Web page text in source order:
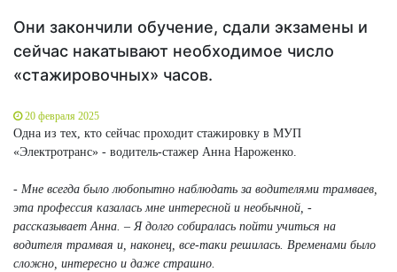
Они закончили обучение, сдали экзамены и
сейчас накатывают необходимое число
«стажировочных» часов.
20 февраля 2025
Одна из тех, кто сейчас проходит стажировку в МУП
«Электротранс» - водитель-стажер Анна Нароженко.
- Мне всегда было любопытно наблюдать за водителями трамваев,
эта профессия казалась мне интересной и необычной, -
рассказывает Анна. – Я долго собиралась пойти учиться на
водителя трамвая и, наконец, все-таки решилась. Временами было
сложно, интересно и даже страшно.